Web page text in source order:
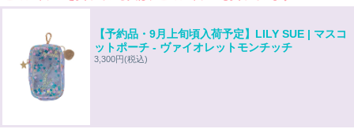
【予約品・9月上旬頃入荷予定】LILY SUE | マスコ
ットポーチ - ヴァイオレットモンチッチ
3,300円(税込)